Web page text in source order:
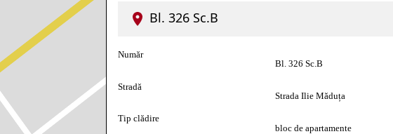
Bl. 326 Sc.B
Număr
Bl. 326 Sc.B
Stradă
Strada Ilie Măduța
Tip clădire
bloc de apartamente